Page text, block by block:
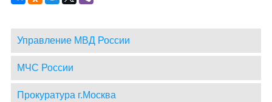
Управление МВД России
МЧС России
Прокуратура г.Москва